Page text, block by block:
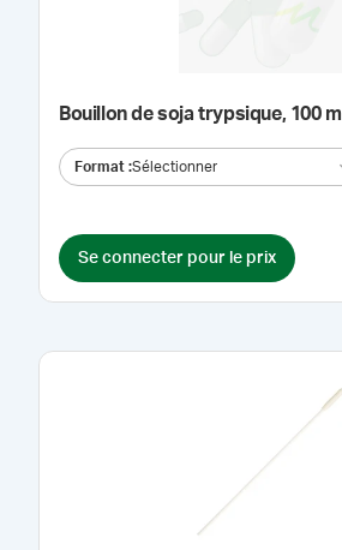
Bouillon de soja trypsique, 100 ml
Format :Sélectionner
Se connecter pour le prix